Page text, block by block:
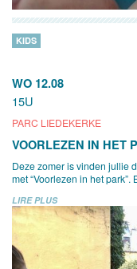
WO 12.08
15U
PARC LIEDEKERKE
KIDS
VOORLEZEN IN HET
Deze zomer is vinden jullie
met “Voorlezen in het park”.
LIRE PLUS